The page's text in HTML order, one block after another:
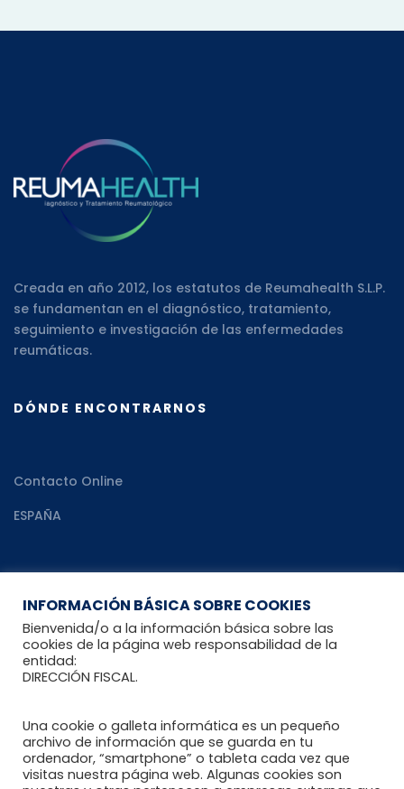
Creada en año 2012, los estatutos de Reumahealth S.L.P.
se fundamentan en el diagnóstico, tratamiento,
seguimiento e investigación de las enfermedades
reumáticas.
DÓNDE ENCONTRARNOS
Contacto Online
ESPAÑA
Recomendaciones al paciente reumático
Enlaces de interés
INFORMACIÓN BÁSICA SOBRE COOKIES
Bienvenida/o a la información básica sobre las
cookies de la página web responsabilidad de la
entidad:
DIRECCIÓN FISCAL.
Una cookie o galleta informática es un pequeño
archivo de información que se guarda en tu
ordenador, “smartphone” o tableta cada vez que
visitas nuestra página web. Algunas cookies son